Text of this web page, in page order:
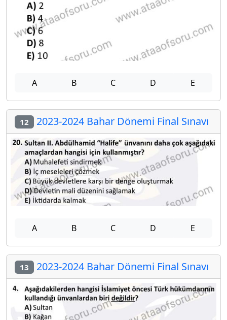
A B C D E
12 2023-2024 Bahar Dönemi Final Sınavı
A B C D E
13 2023-2024 Bahar Dönemi Final Sınavı